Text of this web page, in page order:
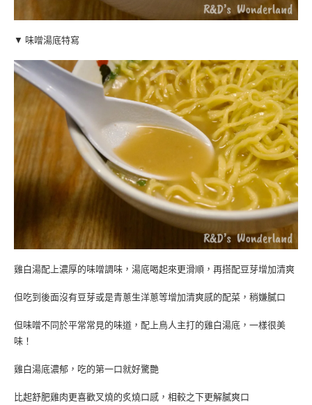
▼ 味噌湯底特寫
雞白湯配上濃厚的味噌調味，湯底喝起來更滑順，再搭配豆芽增加清爽
但吃到後面沒有豆芽或是青蔥生洋蔥等增加清爽感的配菜，稍嫌膩口
但味噌不同於平常常見的味道，配上鳥人主打的雞白湯底，一樣很美
味！
雞白湯底濃郁，吃的第一口就好驚艷
比起舒肥雞肉更喜歡叉燒的炙燒口感，相較之下更解膩爽口